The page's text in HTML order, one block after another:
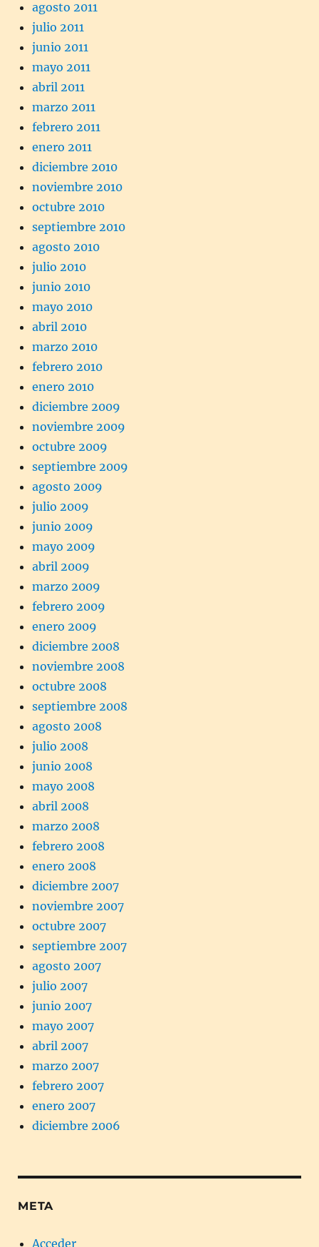
agosto 2011
julio 2011
junio 2011
mayo 2011
abril 2011
marzo 2011
febrero 2011
enero 2011
diciembre 2010
noviembre 2010
octubre 2010
septiembre 2010
agosto 2010
julio 2010
junio 2010
mayo 2010
abril 2010
marzo 2010
febrero 2010
enero 2010
diciembre 2009
noviembre 2009
octubre 2009
septiembre 2009
agosto 2009
julio 2009
junio 2009
mayo 2009
abril 2009
marzo 2009
febrero 2009
enero 2009
diciembre 2008
noviembre 2008
octubre 2008
septiembre 2008
agosto 2008
julio 2008
junio 2008
mayo 2008
abril 2008
marzo 2008
febrero 2008
enero 2008
diciembre 2007
noviembre 2007
octubre 2007
septiembre 2007
agosto 2007
julio 2007
junio 2007
mayo 2007
abril 2007
marzo 2007
febrero 2007
enero 2007
diciembre 2006
META
Acceder